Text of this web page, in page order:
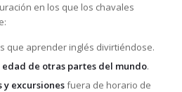
en los que los chavales
que aprender inglés divirtiéndose.
edad de otras partes del mundo.
excursionesfuera de horario de